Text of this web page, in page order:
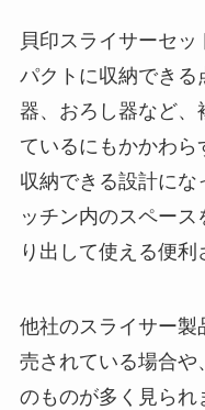
貝印スライサーセ
パクトに収納できる
器、おろし器など、
ているにもかかわら
収納できる設計にな
ッチン内のスペー
り出して使える便利
他社のスライサー製
売されている場合や
のものが多く見られ